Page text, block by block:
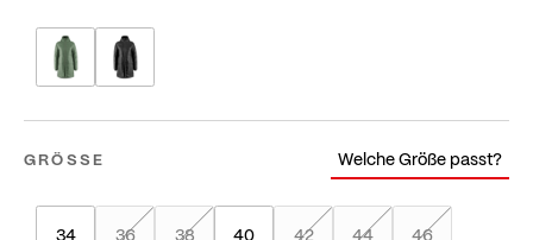
GRÖSSE Welche Größe passt?